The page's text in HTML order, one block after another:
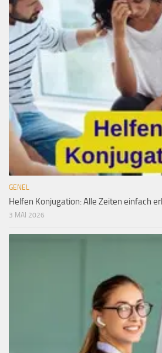
GENEL
Helfen Konjugation: Alle Zeiten einfach
3 MAI 2026